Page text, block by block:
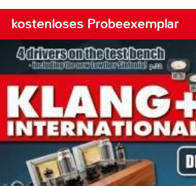
kostenloses Probeexemplar